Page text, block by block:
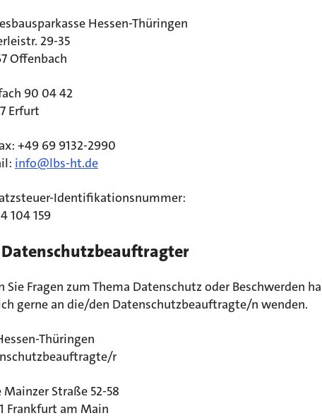
Hessen-Thüringen
29-35
Offenbach
90 04 42
Erfurt
+49 69 9132-2990
info@lbs-ht.de
Identifikationsnummer:
104 159
Datenschutzbeauftragter
Sie Fragen zum Thema Datenschutz oder Beschwerden
gerne an die/den Datenschutzbeauftragte/n wenden.
Thüringen
r
Mainzer Straße 52-58
Frankfurt am Main